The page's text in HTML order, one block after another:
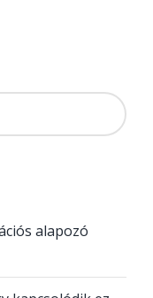
alapozó